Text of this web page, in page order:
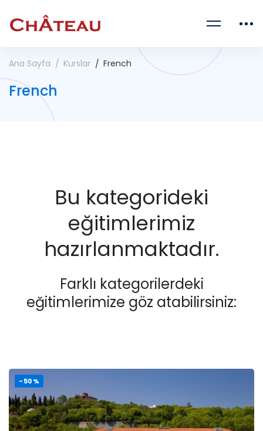
Ana Sayfa Kurslar French
French
Bu kategorideki
eğitimlerimiz
hazırlanmaktadır.
Farklı kategorilerdeki
eğitimlerimize göz atabilirsiniz:
-50%